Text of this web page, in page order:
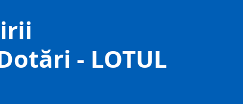
- LOTUL